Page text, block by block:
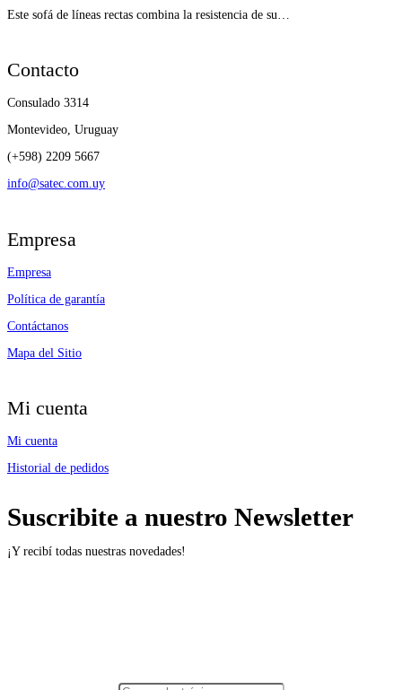
Este sofá de líneas rectas combina la resistencia de su…
Contacto
Consulado 3314
Montevideo, Uruguay
(+598) 2209 5667
info@satec.com.uy
Empresa
Empresa
Política de garantía
Contáctanos
Mapa del Sitio
Mi cuenta
Mi cuenta
Historial de pedidos
Suscribite a nuestro Newsletter
¡Y recibí todas nuestras novedades!